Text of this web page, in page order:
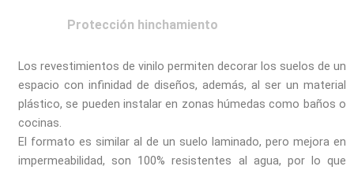
Protección hinchamiento
Los revestimientos de vinilo permiten decorar los suelos de un
espacio con infinidad de diseños, además, al ser un material
plástico, se pueden instalar en zonas húmedas como baños o
cocinas.
El formato es similar al de un suelo laminado, pero mejora en
impermeabilidad, son 100% resistentes al agua, por lo que